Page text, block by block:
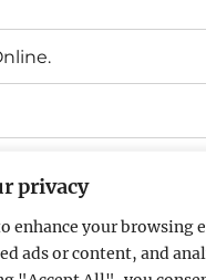
privacy
enhance your browsing
ads or content, and
Language